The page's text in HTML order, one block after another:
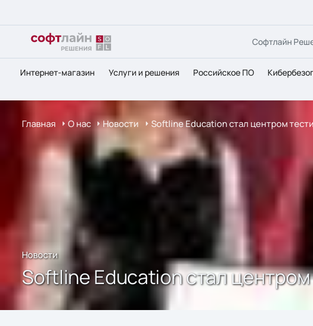
Софтлайн
Интернет-магазин Услуги и решения Российское ПО
Главная О нас Новости Softline Education стал центром
Новости
Softline Education стал